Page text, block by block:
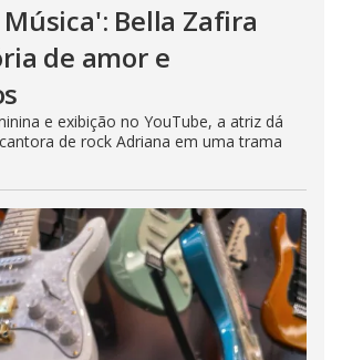
Bella Zafira
de amor e
e exibição no YouTube, a atriz dá
de rock Adriana em uma trama